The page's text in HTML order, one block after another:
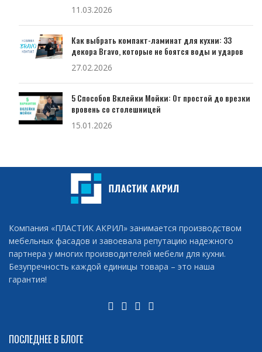
11.03.2026
Как выбрать компакт-ламинат для кухни: 33
декора Bravo, которые не боятся воды и ударов
27.02.2026
5 Способов Вклейки Мойки: От простой до врезки
вровень со столешницей
15.01.2026
Компания «ПЛАСТИК АКРИЛ» занимается производством
мебельных фасадов и завоевала репутацию надежного
партнера у многих производителей мебели для кухни.
Безупречность каждой единицы товара – это наша
гарантия!
ПОСЛЕДНЕЕ В БЛОГЕ